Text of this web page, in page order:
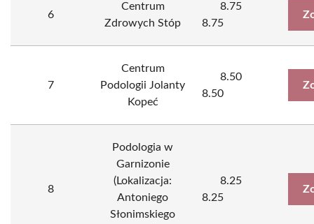
6
Centrum
Zdrowych Stóp
8.75
8.75
7
Centrum
Podologii Jolanty
Kopeć
8.50
8.50
8
Podologia w
Garnizonie
(Lokalizacja:
Antoniego
Słonimskiego
8.25
8.25